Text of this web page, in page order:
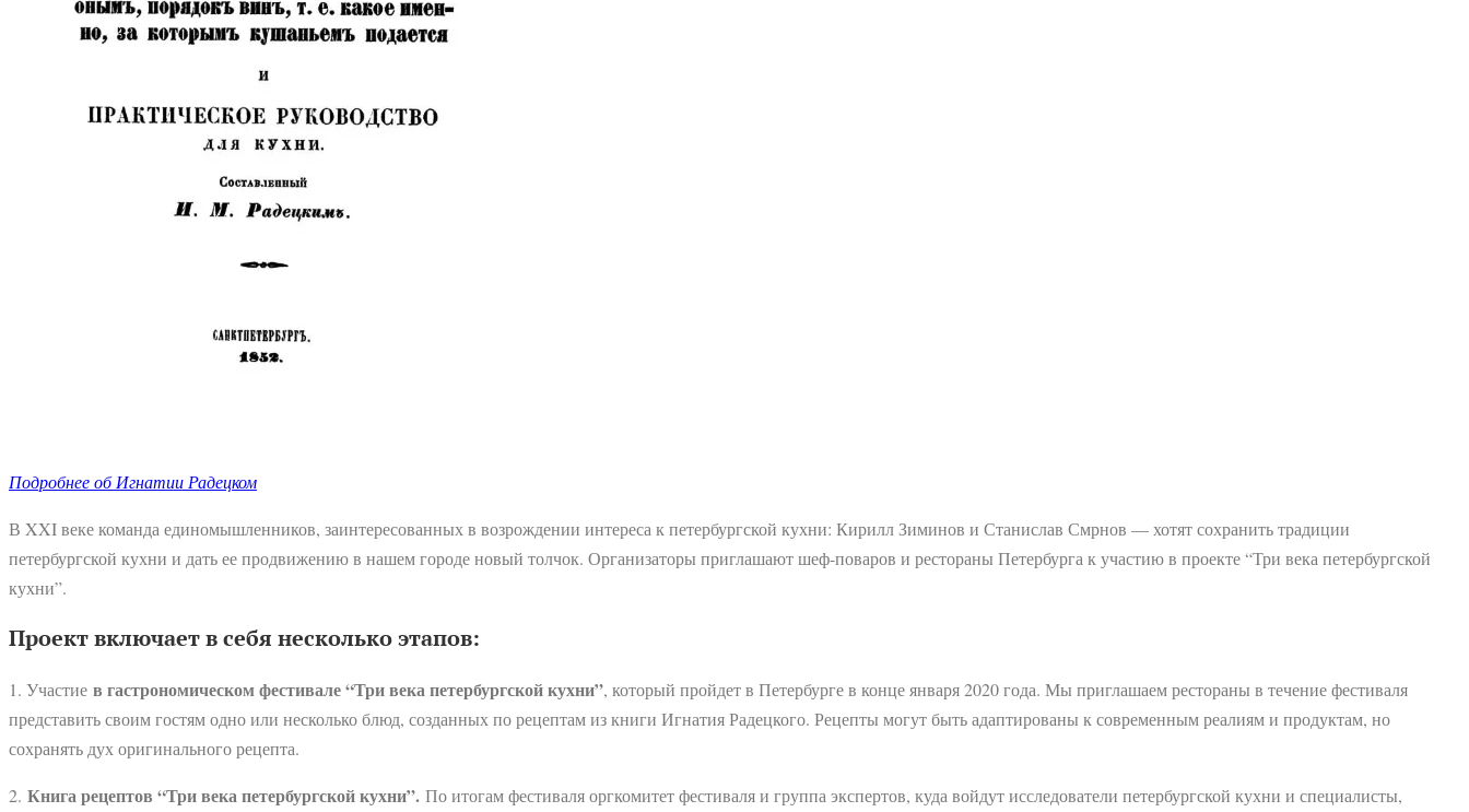
Подробнее об Игнатии Радецком
В XXI веке команда единомышленников, заинтересованных в возрождении интереса к петербургской кухни: Кирилл Зиминов и Станислав Смрнов — хотят сохранить традиции
петербургской кухни и дать ее продвижению в нашем городе новый толчок. Организаторы приглашают шеф-поваров и рестораны Петербурга к участию в проекте “Три века петербургской
кухни”.
Проект включает в себя несколько этапов:
1. Участие в гастрономическом фестивале “Три века петербургской кухни”, который пройдет в Петербурге в конце января 2020 года. Мы приглашаем рестораны в течение фестиваля
представить своим гостям одно или несколько блюд, созданных по рецептам из книги Игнатия Радецкого. Рецепты могут быть адаптированы к современным реалиям и продуктам, но
сохранять дух оригинального рецепта.
2. Книга рецептов “Три века петербургской кухни”. По итогам фестиваля оргкомитет фестиваля и группа экспертов, куда войдут исследователи петербургской кухни и специалисты,